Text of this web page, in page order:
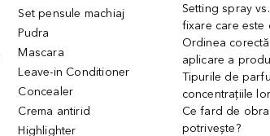
Set pensule machiaj
Pudra
Mascara
Leave-in Conditioner
Concealer
Crema antirid
Highlighter
Setting spray
fixare care este
Ordinea
aplicare a
Tipurile de
concentrațiile lor
Ce fard de
potrivește?